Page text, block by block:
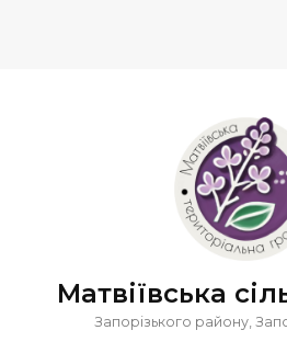
Матвіївська
Запорізького району,